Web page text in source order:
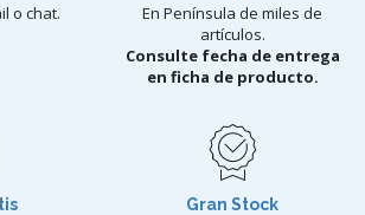
o chat.
En Península de miles de
artículos.
Consulte fecha de entrega
en ficha de producto.
Gran Stock